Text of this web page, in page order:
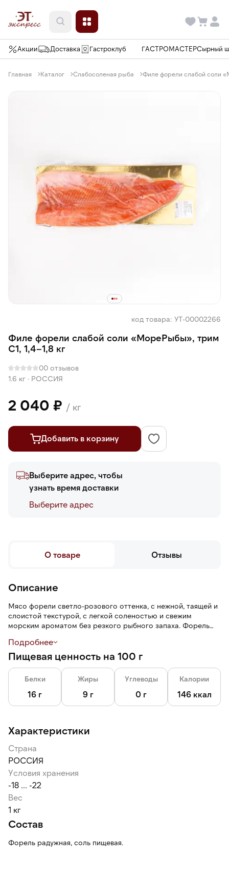
Акции Доставка Гастроклуб ГАСТРОМАСТЕРСырный
Главная Каталог Слабосоленая рыба Филе форели слабой соли
код товара: УТ-00002266
Филе форели слабой соли «МореРыбы», трим
С1, 1,4–1,8 кг
00 отзывов
1.6 кг · РОССИЯ
2 040 ₽ / кг
Добавить в корзину
Выберите адрес, чтобы
узнать время доставки
Выберите адреc
О товаре Отзывы
Описание
Мясо форели светло-розового оттенка, с нежной, таящей и
слоистой текстурой, с легкой соленостью и свежим
морским ароматом без резкого рыбного запаха. Форель
Разделка облегчает работу на кухне и экономит время.
Трим С1 — рыба очищена от хребта и реберных костей,
спинного плавника, жаберной крышки, брюшных жира и
плавника, пинбона кости.
Подробнее
Пищевая ценность на 100 г
Белки
16 г
Жиры
9 г
Углеводы
0 г
Калории
146 ккал
Характеристики
Страна
РОССИЯ
Условия хранения
-18 ... -22
Вес
1 кг
Состав
Форель радужная, соль пищевая.